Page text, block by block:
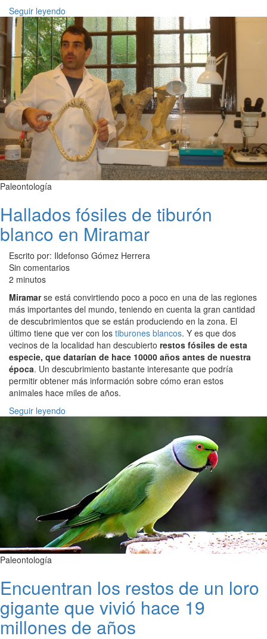
Seguir leyendo
Paleontología
Hallados fósiles de tiburón
blanco en Miramar
Escrito por: Ildefonso Gómez Herrera
Sin comentarios
2 minutos
Miramarse está convirtiendo poco a poco en una de las regiones
más importantes del mundo, teniendo en cuenta la gran cantidad
de descubrimientos que se están produciendo en la zona. El
último tiene que ver con los tiburones blancos. Y es que dos
vecinos de la localidad han descubierto restos fósiles de esta
especie, que datarían de hace 10000 años antes de nuestra
época. Un descubrimiento bastante interesante que podría
permitir obtener más información sobre cómo eran estos
animales hace miles de años.
Seguir leyendo
Paleontología
Encuentran los restos de un loro
gigante que vivió hace 19
millones de años